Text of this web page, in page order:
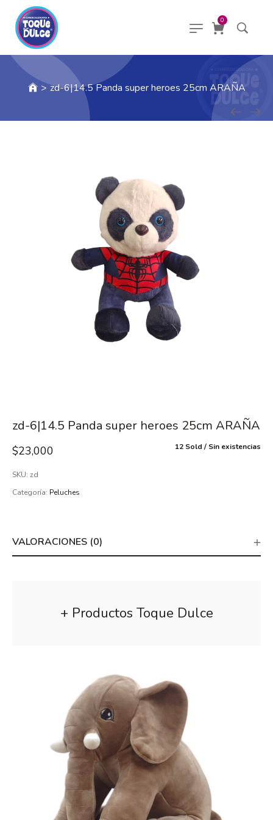
0
> zd-6|14.5 Panda super heroes 25cm ARAÑA
zd-6|14.5 Panda super heroes 25cm ARAÑA
12 Sold Sin existencias
$23,000
SKU: zd
Categoría: Peluches
VALORACIONES (0)
+ Productos Toque Dulce